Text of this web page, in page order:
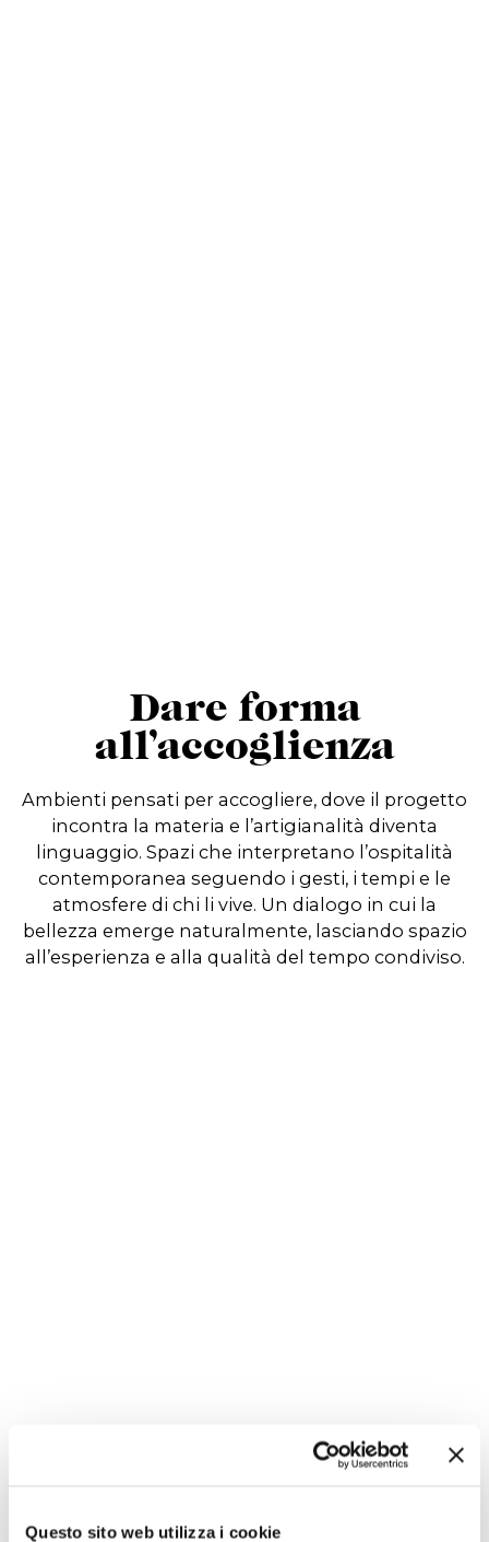
Questo sito web utilizza i cookie
Dare forma
all’accoglienza
Ambienti pensati per accogliere, dove il progetto
incontra la materia e l’artigianalità diventa
linguaggio. Spazi che interpretano l’ospitalità
contemporanea seguendo i gesti, i tempi e le
atmosfere di chi li vive. Un dialogo in cui la
bellezza emerge naturalmente, lasciando spazio
all’esperienza e alla qualità del tempo condiviso.